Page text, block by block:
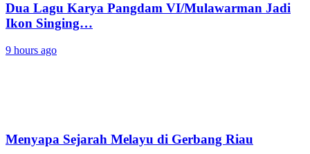
Dua Lagu Karya Pangdam VI/Mulawarman Jadi
Ikon Singing…
9 hours ago
Menyapa Sejarah Melayu di Gerbang Riau